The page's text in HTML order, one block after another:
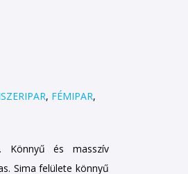
, FÉMIPAR,
Könnyű és masszív
Sima felülete könnyű